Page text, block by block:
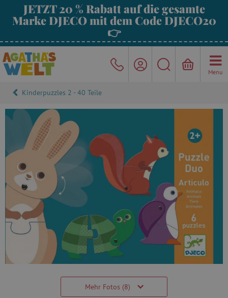
JETZT 20 % Rabatt auf die gesamte
Marke DJECO mit dem Code DJECO20
👉
Menu
Kinderpuzzles 2 - 40 Teile
Mehr Fotos (8)